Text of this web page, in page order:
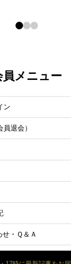
員メニュー
ン
退会）
・Ｑ＆Ａ